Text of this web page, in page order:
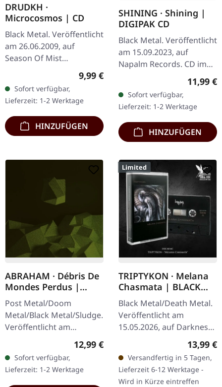
DRUDKH ·
Microcosmos | CD
Black Metal. Veröffentlicht
am 26.06.2009, auf
Season Of Mist
Underground Activists.
„Microcosmos“, das
siebte Studioalbum von
Drudkh,…
Regulärer Preis:
9,99 €
Sofort verfügbar,
Lieferzeit: 1-2 Werktage
HINZUFÜGEN
SHINING · Shining |
DIGIPAK CD
Black Metal. Veröffentlicht
am 15.09.2023, auf
Napalm Records. CD im
schwedischen Black
Metal-Legenden Shining
kehren mit ihrem…
11,99 €
Sofort verfügbar,
Lieferzeit: 1-2 Werktage
HINZUFÜGEN
ABRAHAM · Débris De
Mondes Perdus |
DIGISLEEVE CD
Post Metal/Doom
Metal/Black Metal/Sludge.
Veröffentlicht am
11.03.2022, auf Pelagic
Records. CD im 6-seitigen
Digisleeve mit 26-seitigem
Booklet.…
Regulärer Preis:
12,99 €
Sofort verfügbar,
Lieferzeit: 1-2 Werktage
Limited
TRIPTYKON · Melana
Chasmata | BLACK
TAPE
Black Metal/Death Metal.
Veröffentlicht am
15.05.2026, auf Darkness
Shall Rise Productions.
Schwarze Musikkassette
mit 7-Panel-Cover.
Limitiert auf…
13,99 €
Versandfertig in 5 Tagen,
Lieferzeit 6-12 Werktage -
Wird in Kürze eintreffen